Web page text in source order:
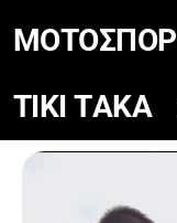
ΜΟΤΟΣΠΟΡ
TIKΙ TΑΚΑ